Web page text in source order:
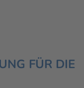
FÜR DIE